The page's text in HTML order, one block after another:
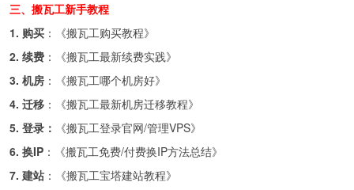
三、搬瓦工新手教程
1. 购买 ：《搬瓦工购买教程》
2. 续费 ：《搬瓦工最新续费实践》
3. 机房 ：《搬瓦工哪个机房好》
4. 迁移 ：《搬瓦工最新机房迁移教程》
5. 登录：
《搬瓦工登录官网/管理VPS》
6. 换IP ：《搬瓦工免费/付费换IP方法总结》
7. 建站 ：《搬瓦工宝塔建站教程》